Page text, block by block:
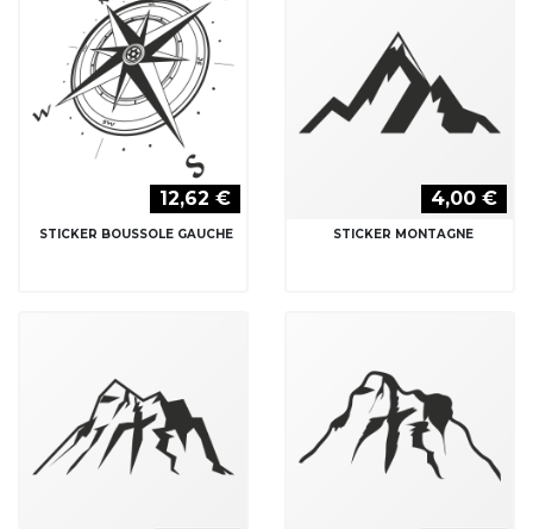
12,62 €
STICKER BOUSSOLE GAUCHE
4,00 €
STICKER MONTAGNE